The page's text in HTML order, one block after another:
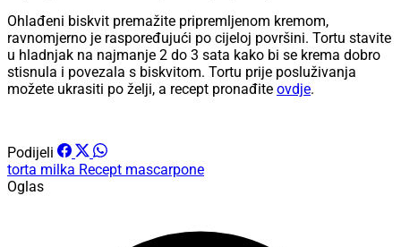
Ohlađeni biskvit premažite pripremljenom kremom,
ravnomjerno je raspoređujući po cijeloj površini. Tortu stavite
u hladnjak na najmanje 2 do 3 sata kako bi se krema dobro
stisnula i povezala s biskvitom. Tortu prije posluživanja
možete ukrasiti po želji, a recept pronađite ovdje.
Podijeli
torta milka Recept mascarpone
Oglas